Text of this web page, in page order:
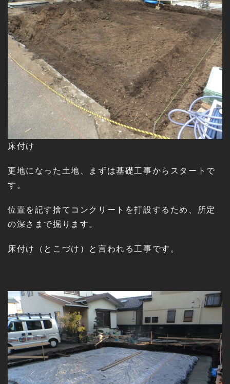
床付け
更地になった土地、まずは基礎工事からスタートで
す。
位置を記す捨てコンクリートを打設するため、所定
の深さまで掘ります。
床付け（とこづけ）と言われる工事です。